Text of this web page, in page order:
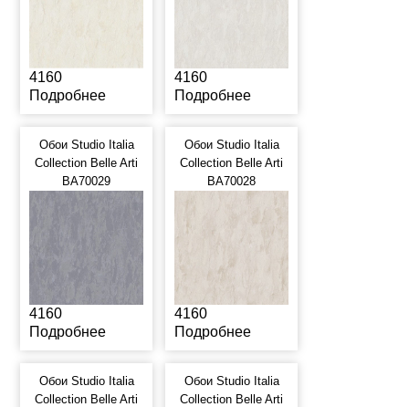
4160
Подробнее
4160
Подробнее
Обои Studio Italia
Collection Belle Arti
BA70029
4160
Подробнее
Обои Studio Italia
Collection Belle Arti
BA70028
4160
Подробнее
Обои Studio Italia
Collection Belle Arti
Обои Studio Italia
Collection Belle Arti